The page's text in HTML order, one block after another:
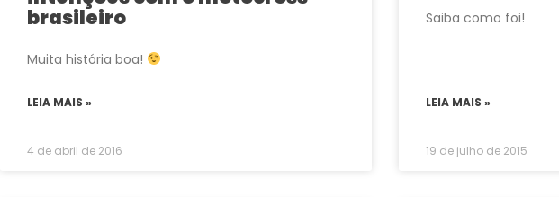
brasileiro
Muita história boa!
LEIA MAIS »
4 de abril de 2016
Saiba como foi!
LEIA MAIS »
19 de julho de 2015